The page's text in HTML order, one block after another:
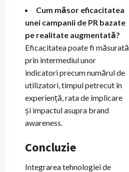
Cum măsor eficacitatea
unei campanii de PR bazate
pe realitate augmentată?
Eficacitatea poate fi măsurată
prin intermediul unor
indicatori precum numărul de
utilizatori, timpul petrecut în
experiență, rata de implicare
și impactul asupra brand
awareness.
Concluzie
Integrarea tehnologiei de